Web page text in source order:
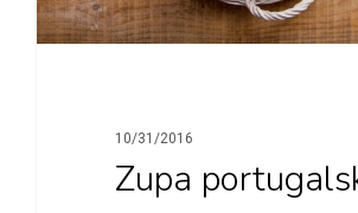
10/31/2016
Zupa